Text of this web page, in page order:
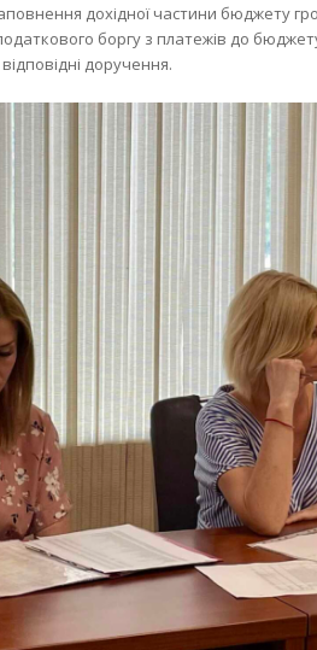
дохідної частини бюджету
боргу з платежів до
доручення.